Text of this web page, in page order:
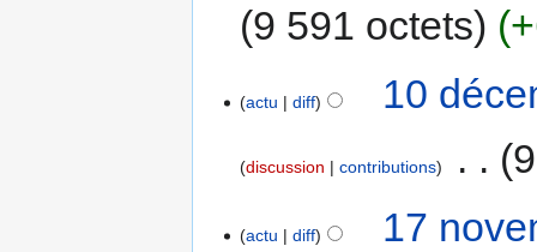
9 591 octets
actu diff 10
discussion contributions
actu diff 17